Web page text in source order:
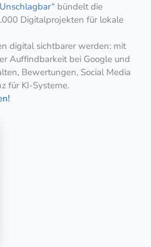
bündelt die
Digitalprojekten für lokale
digital sichtbarer werden: mit
Auffindbarkeit bei Google und
Bewertungen, Social Media
für KI-Systeme.